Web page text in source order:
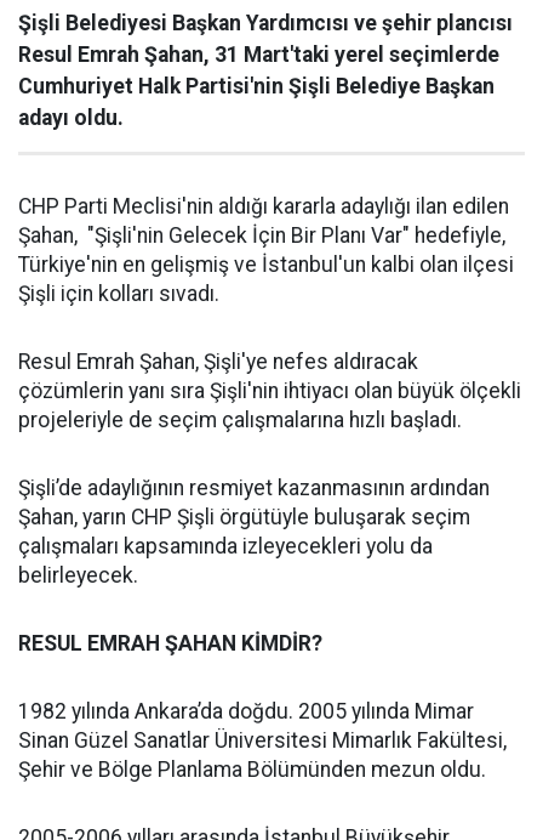
Şişli Belediyesi Başkan Yardımcısı ve şehir plancısı
Resul Emrah Şahan, 31 Mart'taki yerel seçimlerde
Cumhuriyet Halk Partisi'nin Şişli Belediye Başkan
adayı oldu.
CHP Parti Meclisi'nin aldığı kararla adaylığı ilan edilen
Şahan, "Şişli'nin Gelecek İçin Bir Planı Var" hedefiyle,
Türkiye'nin en gelişmiş ve İstanbul'un kalbi olan ilçesi
Şişli için kolları sıvadı.
Resul Emrah Şahan, Şişli'ye nefes aldıracak
çözümlerin yanı sıra Şişli'nin ihtiyacı olan büyük ölçekli
projeleriyle de seçim çalışmalarına hızlı başladı.
Şişli’de adaylığının resmiyet kazanmasının ardından
Şahan, yarın CHP Şişli örgütüyle buluşarak seçim
çalışmaları kapsamında izleyecekleri yolu da
belirleyecek.
RESUL EMRAH ŞAHAN KİMDİR?
1982 yılında Ankara’da doğdu. 2005 yılında Mimar
Sinan Güzel Sanatlar Üniversitesi Mimarlık Fakültesi,
Şehir ve Bölge Planlama Bölümünden mezun oldu.